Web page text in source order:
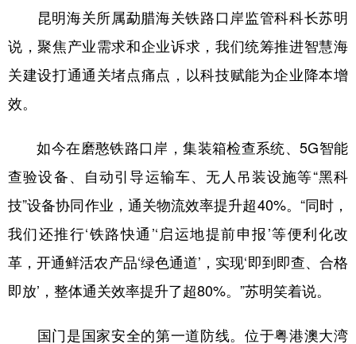
昆明海关所属勐腊海关铁路口岸监管科科长苏明
说，聚焦产业需求和企业诉求，我们统筹推进智慧海
关建设打通通关堵点痛点，以科技赋能为企业降本增
效。
如今在磨憨铁路口岸，集装箱检查系统、5G智能
查验设备、自动引导运输车、无人吊装设施等“黑科
技”设备协同作业，通关物流效率提升超40%。“同时，
我们还推行‘铁路快通’‘启运地提前申报’等便利化改
革，开通鲜活农产品‘绿色通道’，实现‘即到即查、合格
即放’，整体通关效率提升了超80%。”苏明笑着说。
国门是国家安全的第一道防线。位于粤港澳大湾